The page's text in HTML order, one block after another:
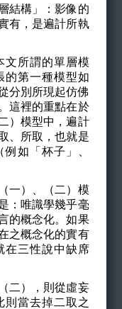
結構」：影像的
有，是遍計所執
所謂的單層模
的第一種模型如
分別所現起仿佛
這裡的重點在於
）模型中，遍計
、所取，也就是
如「杯子」、
）、（二）模
：唯識學幾乎毫
的概念化。如果
之概念化的實有
在三性說中缺席
），則從虛妄
則當去掉二取之